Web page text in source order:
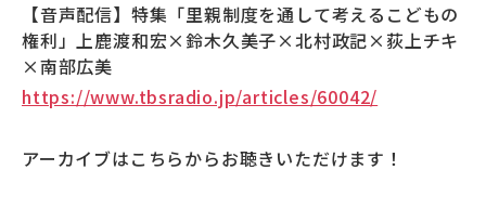
【音声配信】特集「里親制度を通して考えるこどもの
権利」上鹿渡和宏×鈴木久美子×北村政記×荻上チキ
×南部広美
https://www.tbsradio.jp/articles/60042/
アーカイブはこちらからお聴きいただけます！